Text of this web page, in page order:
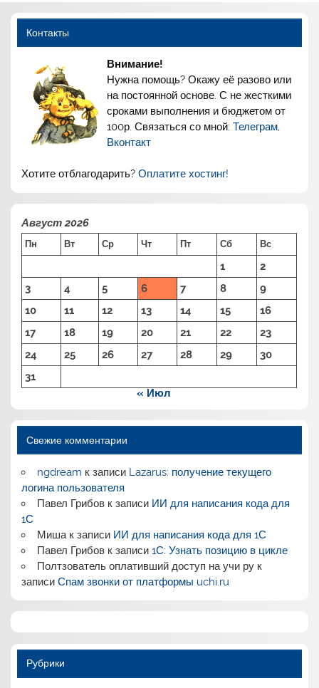
Контакты
Внимание!
Нужна помощь? Окажу её разово или
на постоянной основе. С не жесткими
сроками выполнения и бюджетом от
100р. Связаться со мной:Телеграм,
Вконтакт
Хотите отблагодарить?Оплатите хостинг!
Август 2026
Пн Вт Ср Чт Пт Сб Вс
1
2
3
4 5 6 7 8
9
10
11 12 13 14 15
16
17
18 19 20 21 22
23
24
25 26 27 28 29
30
31
« Июл
Свежие комментарии
ngdream к записи Lazarus: получение текущего
логина пользователя
Павел Грибовк записи ИИ для написания кода для
1С
Мишак записи ИИ для написания кода для 1С
Павел Грибовк записи 1С: Узнать позицию в цикле
Полтзователь оплативший доступ на учи рук
записиСпам звонки от платформы uchi.ru
Рубрики